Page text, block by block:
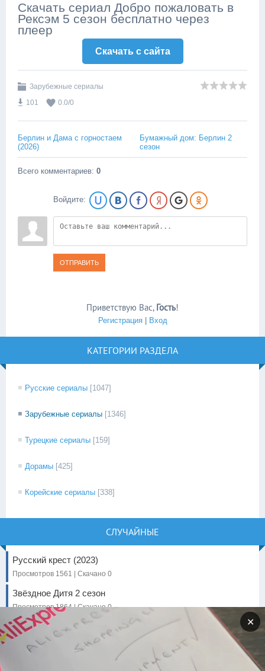
Скачать сериал Добро пожаловать в
Рексэм 5 сезон бесплатно через
плеер
Скачать c сайта
Зарубежные сериалы
101
0.0/0
Берлин и Дама с горностаем
(2026)
Бумажный дом: Берлин 2
сезон
Всего комментариев: 0
Войдите:
ОТПРАВИТЬ
Приветствую Вас, Гость!
Регистрация| Вход
КАТЕГОРИИ РАЗДЕЛА
Русские сериалы [1047]
Зарубежные сериалы [1346]
Турецкие сериалы [159]
Дорамы [425]
Корейские сериалы [338]
СЛУЧАЙНЫЕ
Русский крест (2023)
Просмотров 1561 | Скачано 0
Звёздное Дитя 2 сезон
Просмотров 1864 | Скачано 0
Космонавт (2024)
Просмотров 749 | Скачано 0
Поднятие уровня в одиночку (2024)
✕